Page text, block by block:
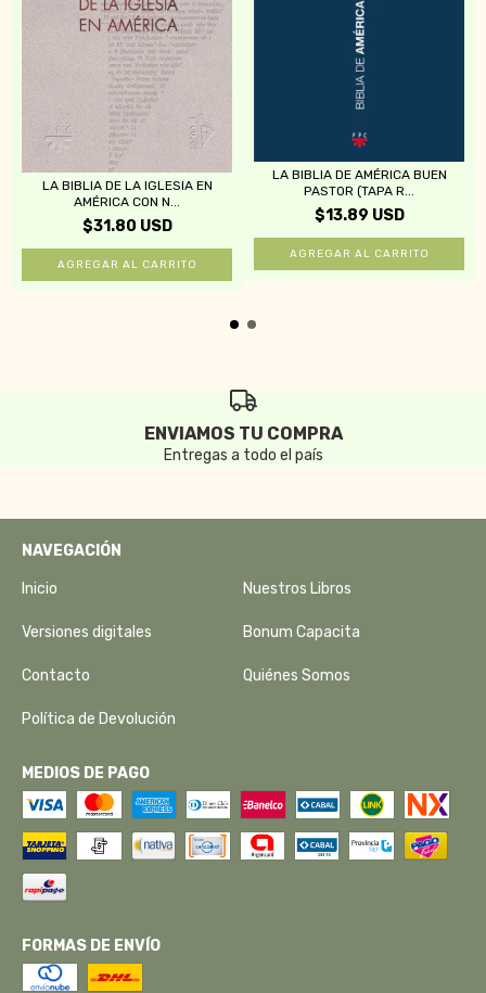
LA BIBLIA DE LA IGLESIA EN
AMÉRICA CON N...
$31.80 USD
LA BIBLIA DE AMÉRICA BUEN
PASTOR (TAPA R...
$13.89 USD
ENVIAMOS TU COMPRA
Entregas a todo el país
NAVEGACIÓN
Inicio Nuestros Libros
Versiones digitales Bonum Capacita
Contacto Quiénes Somos
Política de Devolución
MEDIOS DE PAGO
FORMAS DE ENVÍO